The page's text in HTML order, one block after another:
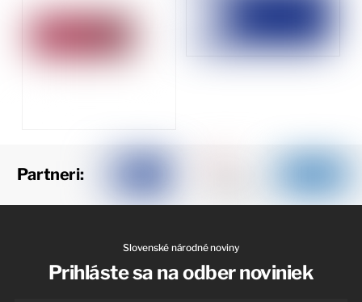
Partneri:
Slovenské národné noviny
Prihláste sa na odber noviniek